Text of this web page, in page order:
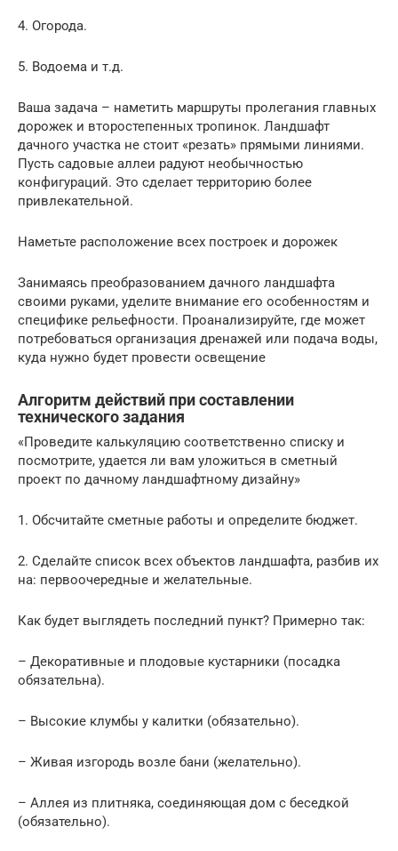
4.​ Огорода.
5.​ Водоема и т.д.
Ваша задача – наметить маршруты пролегания главных
дорожек и второстепенных тропинок. Ландшафт
дачного участка не стоит «резать» прямыми линиями.
Пусть садовые аллеи радуют необычностью
конфигураций. Это сделает территорию более
привлекательной.
Наметьте расположение всех построек и дорожек
Занимаясь преобразованием дачного ландшафта
своими руками, уделите внимание его особенностям и
специфике рельефности. Проанализируйте, где может
потребоваться организация дренажей или подача воды,
куда нужно будет провести освещение
Алгоритм действий при составлении
технического задания
«Проведите калькуляцию соответственно списку и
посмотрите, удается ли вам уложиться в сметный
проект по дачному ландшафтному дизайну»
1.​ Обсчитайте сметные работы и определите бюджет.
2.​ Сделайте список всех объектов ландшафта, разбив их
на: первоочередные и желательные.
Как будет выглядеть последний пункт? Примерно так:
– Декоративные и плодовые кустарники (посадка
обязательна).
– Высокие клумбы у калитки (обязательно).
– Живая изгородь возле бани (желательно).
– Аллея из плитняка, соединяющая дом с беседкой
(обязательно).